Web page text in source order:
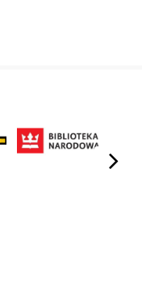
next